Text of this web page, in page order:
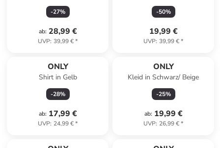
-27%
ab: 28,99 €
UVP: 39,99 €*
-50%
19,99 €
UVP: 39,99 €*
ONLY
Shirt in Gelb
-28%
ab: 17,99 €
UVP: 24,99 €*
ONLY
Kleid in Schwarz/ Beige
-25%
ab: 19,99 €
UVP: 26,99 €*